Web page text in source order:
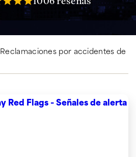
Reclamaciones por accidentes de